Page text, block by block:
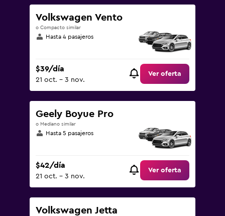
Volkswagen Vento
o Compacto similar
Hasta 4 pasajeros
$39/día
21 oct. - 3 nov.
Ver oferta
Geely Boyue Pro
o Mediano similar
Hasta 5 pasajeros
$42/día
21 oct. - 3 nov.
Ver oferta
Volkswagen Jetta